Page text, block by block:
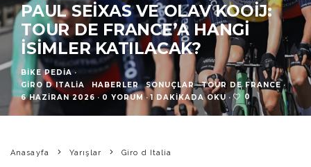
PAUL SEIXAS VE OLAV KOOIJ:
TOUR DE FRANCE’A HANGI
İSIMLER KATILACAK?
BIKE PEDIA ·
GIRO D ITALIA
HABERLER SONUÇLAR TOUR DE FRANCE ·
6 HAZIRAN 2026 · 0 YORUM · 1 DAKIKADA OKU · 0
Anasayfa Yarışlar Giro d Italia